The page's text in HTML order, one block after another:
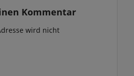
Kommentar
wird nicht